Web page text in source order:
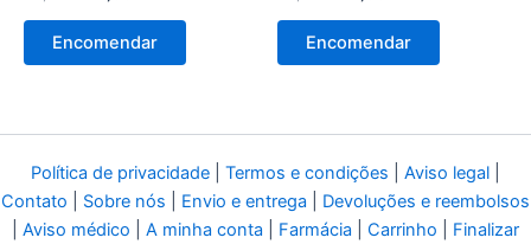
4.86
de 5
original
era:
é:
Encomendar
5.00
de 5
original
era:
é:
Encomendar
Política de privacidade Termos e condições Aviso legal
Contato
Sobre nós Envio e entrega
Devoluções e reembolsos
Aviso médico A minha conta Farmácia Carrinho Finalizar